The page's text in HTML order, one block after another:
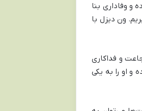
و وفاداری بنا
ون دیزل با
و فداکاری
او را به یکی